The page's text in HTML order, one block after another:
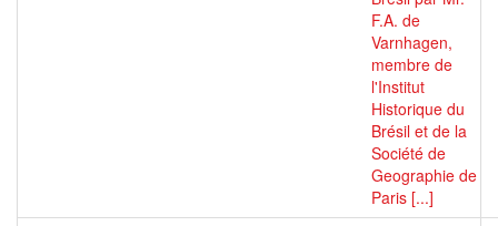
F.A. de
Varnhagen,
membre de
l'Institut
Historique du
Brésil et de la
Société de
Geographie de
Paris [...]